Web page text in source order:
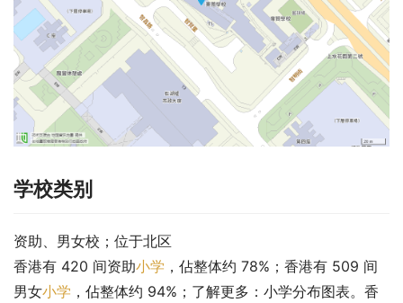
学校类别
资助、男女校；位于北区
香港有 420 间资助小学 ，佔整体约 78%；香港有 509 间
男女小学 ，佔整体约 94%；了解更多：小学分布图表。香